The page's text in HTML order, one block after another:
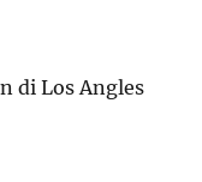
di Los Angles